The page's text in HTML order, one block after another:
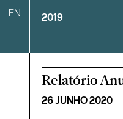
EN Filtrar
2019
Relatório
26 JUNHO 2020